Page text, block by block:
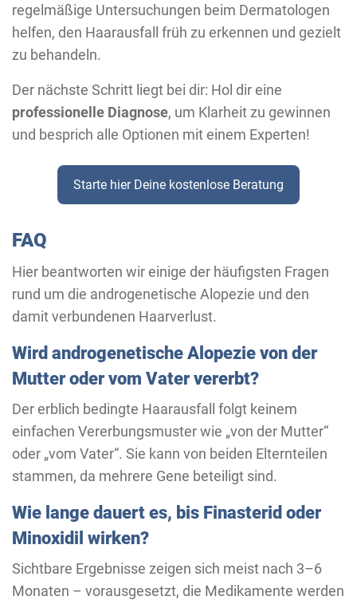
regelmäßige Untersuchungen beim Dermatologen
helfen, den Haarausfall früh zu erkennen und gezielt
zu behandeln.
Der nächste Schritt liegt bei dir: Hol dir eine
professionelle Diagnose, um Klarheit zu gewinnen
und besprich alle Optionen mit einem Experten!
Starte hier Deine kostenlose Beratung
FAQ
Hier beantworten wir einige der häufigsten Fragen
rund um die androgenetische Alopezie und den
damit verbundenen Haarverlust.
Wird androgenetische Alopezie von der
Mutter oder vom Vater vererbt?
Der erblich bedingte Haarausfall folgt keinem
einfachen Vererbungsmuster wie „von der Mutter“
oder „vom Vater“. Sie kann von beiden Elternteilen
stammen, da mehrere Gene beteiligt sind.
Wie lange dauert es, bis Finasterid oder
Minoxidil wirken?
Sichtbare Ergebnisse zeigen sich meist nach 3–6
Monaten – vorausgesetzt, die Medikamente werden